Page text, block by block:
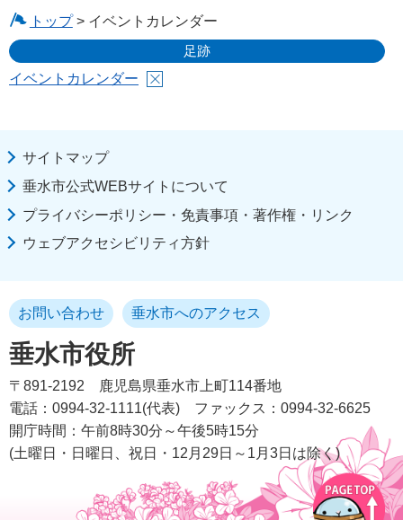
トップ> イベントカレンダー
足跡
イベントカレンダー
サイトマップ
垂水市公式WEBサイトについて
プライバシーポリシー・免責事項・著作権・リンク
ウェブアクセシビリティ方針
垂水市役所
お問い合わせ 垂水市へのアクセス
〒891-2192
鹿児島県垂水市上町114番地
電話：0994-32-1111(代表)
ファックス：0994-32-6625
開庁時間：午前8時30分～午後5時15分
(土曜日・日曜日、祝日・12月29日～1月3日は除く)